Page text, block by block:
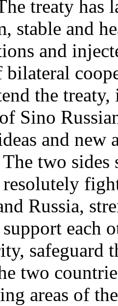
treaty
stable and
and
the
Sino
and new
two
Russia,
each
safeguard
two
areas of